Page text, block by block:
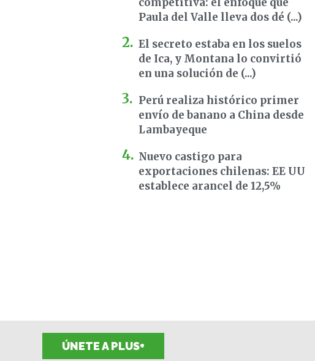
Paula del Valle lleva dos dé (...)
El secreto estaba en los suelos
de Ica, y Montana lo convirtió
en una solución de (...)
Perú realiza histórico primer
envío de banano a China desde
Lambayeque
Nuevo castigo para
exportaciones chilenas: EE UU
establece arancel de 12,5%
ÚNETE A PLUS+